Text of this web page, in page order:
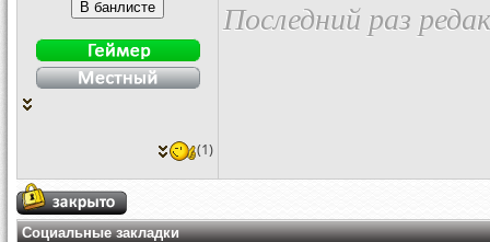
Последний раз
(1)
Социальные закладки